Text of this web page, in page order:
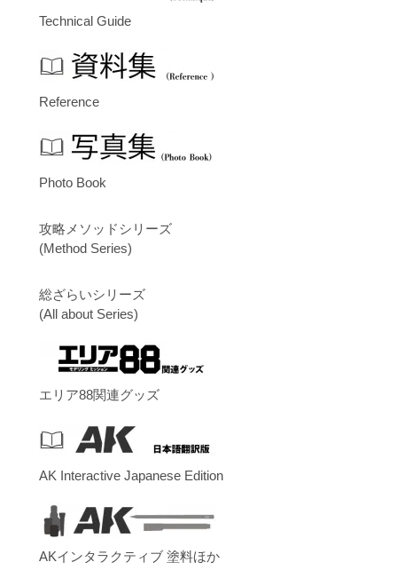
Technical Guide
Reference
Photo Book
攻略メソッドシリーズ
(Method Series)
総ざらいシリーズ
(All about Series)
エリア88関連グッズ
AK Interactive Japanese Edition
AKインタラクティブ 塗料ほか